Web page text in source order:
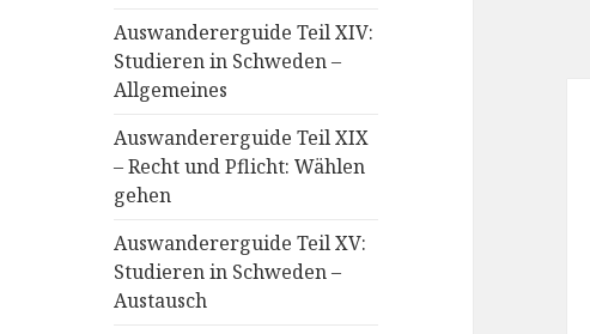
Auswandererguide Teil XIV:
Studieren in Schweden –
Allgemeines
Auswandererguide Teil XIX
– Recht und Pflicht: Wählen
gehen
Auswandererguide Teil XV:
Studieren in Schweden –
Austausch